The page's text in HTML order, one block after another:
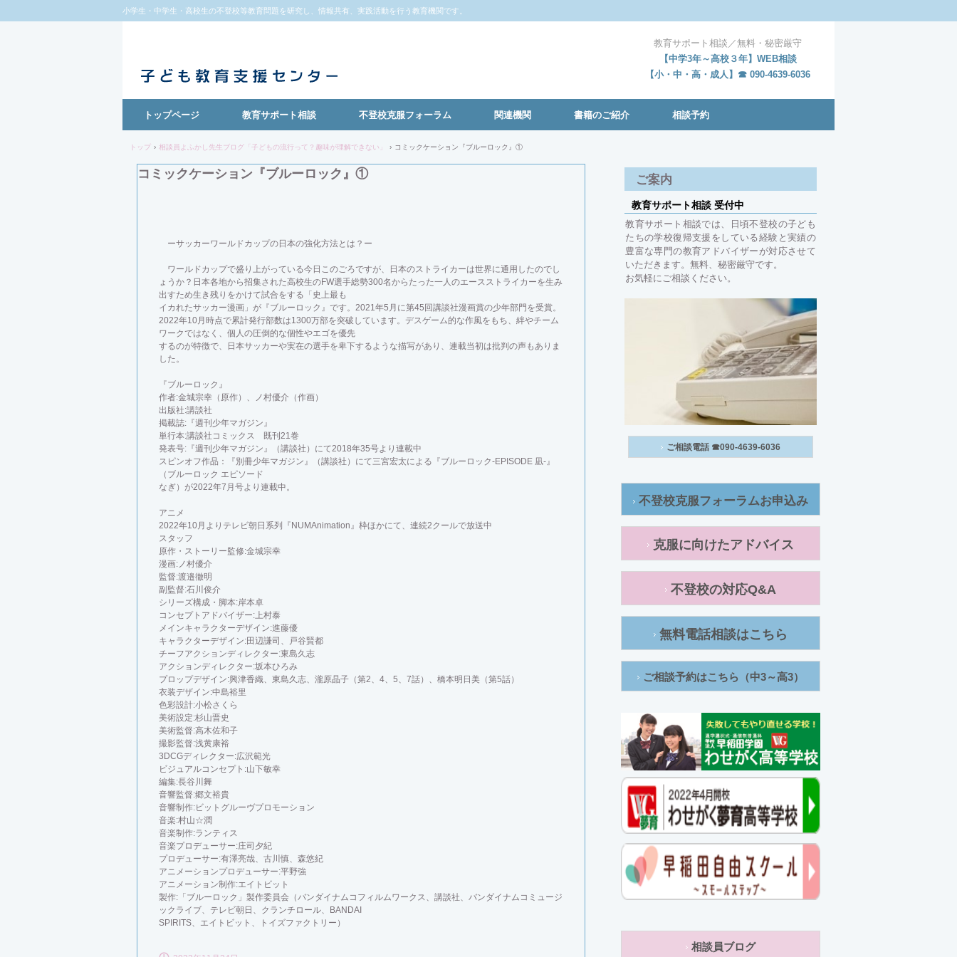
小学生・中学生・高校生の不登校等教育問題を研究し、情報共有、実践活動を行う教育機関です。
教育サポート相談／無料・秘密厳守
【中学3年～高校３年】WEB相談
【小・中・高・成人】☎ 090-4639-6036
トップページ 教育サポート相談 不登校克服フォーラム 関連機関 書籍のご紹介 相談予約
トップ › 相談員よふかし先生ブログ「子どもの流行って？趣味が理解できない」 › コミックケーション『ブルーロック』①
コミックケーション『ブルーロック』①
ーサッカーワールドカップの日本の強化方法とは？ー
ワールドカップで盛り上がっている今日このごろですが、日本のストライカーは世界に通用したのでし
ょうか？日本各地から招集された高校生のFW選手総勢300名からたった一人のエースストライカーを生み
出すため生き残りをかけて試合をする「史上最も
イカれたサッカー漫画」が『ブルーロック』です。2021年5月に第45回講談社漫画賞の少年部門を受賞。
2022年10月時点で累計発行部数は1300万部を突破しています。デスゲーム的な作風をもち、絆やチーム
ワークではなく、個人の圧倒的な個性やエゴを優先
するのが特徴で、日本サッカーや実在の選手を卑下するような描写があり、連載当初は批判の声もありま
した。
『ブルーロック』
作者:金城宗幸（原作）、ノ村優介（作画）
出版社:講談社
掲載誌:『週刊少年マガジン』
単行本:講談社コミックス 既刊21巻
発表号:『週刊少年マガジン』（講談社）にて2018年35号より連載中
スピンオフ作品：『別冊少年マガジン』（講談社）にて三宮宏太による『ブルーロック-EPISODE 凪-』
（ブルーロック エピソード
なぎ）が2022年7月号より連載中。
アニメ
2022年10月よりテレビ朝日系列『NUMAnimation』枠ほかにて、連続2クールで放送中
スタッフ
原作・ストーリー監修:金城宗幸
漫画:ノ村優介
監督:渡邉徹明
副監督:石川俊介
シリーズ構成・脚本:岸本卓
コンセプトアドバイザー:上村泰
メインキャラクターデザイン:進藤優
キャラクターデザイン:田辺謙司、戸谷賢都
チーフアクションディレクター:東島久志
アクションディレクター:坂本ひろみ
プロップデザイン:興津香織、東島久志、瀧原晶子（第2、4、5、7話）、橋本明日美（第5話）
衣装デザイン:中島裕里
色彩設計:小松さくら
美術設定:杉山晋史
美術監督:高木佐和子
撮影監督:浅黄康裕
3DCGディレクター:広沢範光
ビジュアルコンセプト:山下敏幸
編集:長谷川舞
音響監督:郷文裕貴
音響制作:ビットグルーヴプロモーション
音楽:村山☆潤
音楽制作:ランティス
音楽プロデューサー:庄司夕紀
プロデューサー:有澤亮哉、古川慎、森悠紀
アニメーションプロデューサー:平野強
アニメーション制作:エイトビット
製作:「ブルーロック」製作委員会（バンダイナムコフィルムワークス、講談社、バンダイナムコミュージ
ックライブ、テレビ朝日、クランチロール、BANDAI
SPIRITS、エイトビット、トイズファクトリー）
ご案内
教育サポート相談 受付中
教育サポート相談では、日頃不登校の子ども
たちの学校復帰支援をしている経験と実績の
豊富な専門の教育アドバイザーが対応させて
いただきます。無料、秘密厳守です。
お気軽にご相談ください。
ご相談電話 ☎090-4639-6036
不登校克服フォーラムお申込み
克服に向けたアドバイス
不登校の対応Q&A
無料電話相談はこちら
ご相談予約はこちら（中3～高3）
相談員ブログ